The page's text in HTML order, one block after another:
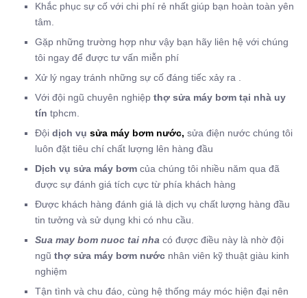
Khắc phục sự cố với chi phí rẻ nhất giúp bạn hoàn toàn yên
tâm.
Gặp những trường hợp như vậy bạn hãy liên hệ với chúng
tôi ngay để được tư vấn miễn phí
Xử lý ngay tránh những sự cố đáng tiếc xảy ra .
Với đội ngũ chuyên nghiệp thợ sửa máy bơm tại nhà uy
tín tphcm.
Đội dịch vụ sửa máy bơm nước, sửa điện nước chúng tôi
luôn đặt tiêu chí chất lượng lên hàng đầu
Dịch vụ sửa máy bơm của chúng tôi nhiều năm qua đã
được sự đánh giá tích cực từ phía khách hàng
Được khách hàng đánh giá là dịch vụ chất lượng hàng đầu
tin tưởng và sử dụng khi có nhu cầu.
Sua may bom nuoc tai nha có được điều này là nhờ đội
ngũ thợ sửa máy bơm nước nhân viên kỹ thuật giàu kinh
nghiệm
Tận tình và chu đáo, cùng hệ thống máy móc hiện đại nên